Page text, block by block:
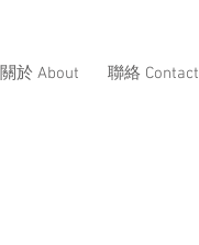
關於 About 聯絡 Contact